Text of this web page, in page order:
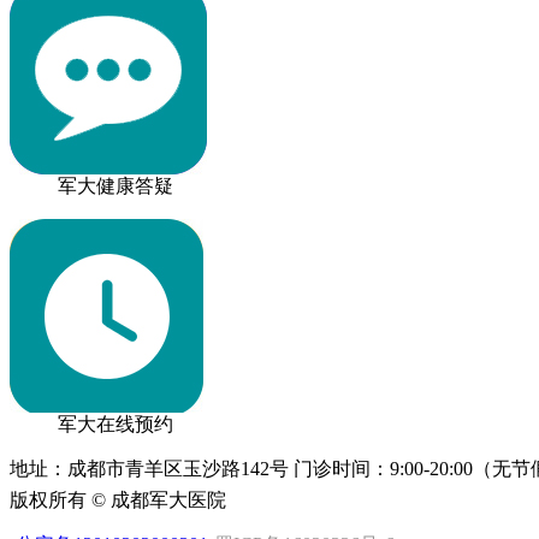
军大健康答疑
军大在线预约
地址：成都市青羊区玉沙路142号 门诊时间：9:00-20:00（无节
版权所有 © 成都军大医院